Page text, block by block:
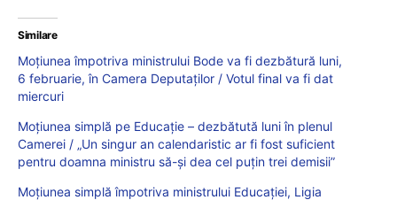
Similare
Moţiunea împotriva ministrului Bode va fi dezbătură luni,
6 februarie, în Camera Deputaților / Votul final va fi dat
miercuri
Moțiunea simplă pe Educație – dezbătută luni în plenul
Camerei / „Un singur an calendaristic ar fi fost suficient
pentru doamna ministru să-şi dea cel puțin trei demisii”
Moţiunea simplă împotriva ministrului Educaţiei, Ligia